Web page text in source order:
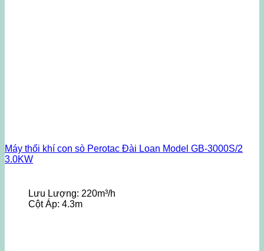
Máy thổi khí con sò Perotac Đài Loan Model GB-3000S/2
3.0KW
Lưu Lượng: 220m³/h
Cột Áp: 4.3m